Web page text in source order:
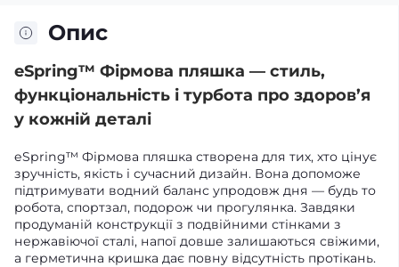
Опис
eSpring™ Фірмова пляшка — стиль,
функціональність і турбота про здоров’я
у кожній деталі
eSpring™ Фірмова пляшка створена для тих, хто цінує
зручність, якість і сучасний дизайн. Вона допоможе
підтримувати водний баланс упродовж дня — будь то
робота, спортзал, подорож чи прогулянка. Завдяки
продуманій конструкції з подвійними стінками з
нержавіючої сталі, напої довше залишаються свіжими,
а герметична кришка дає повну відсутність протікань.